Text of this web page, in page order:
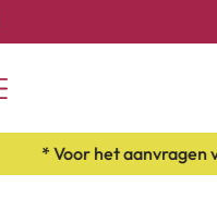
* Voor het aanvragen